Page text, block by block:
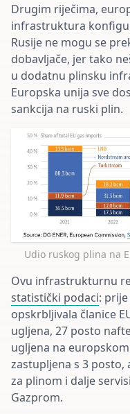
Drugim riječima,
infrastruktura
Rusije ne mogu se
dobavljače, jer tako
u dodatnu plinsku
Europska unija sve
sankcija na ruski plin.
Udio ruskog plina na
Ovu infrastrukturnu
statistički podaci:
opskrbljivala članice
ugljena, 27 posto
ugljena na
zastupljena s 3
za plinom i dalje
Gazprom.